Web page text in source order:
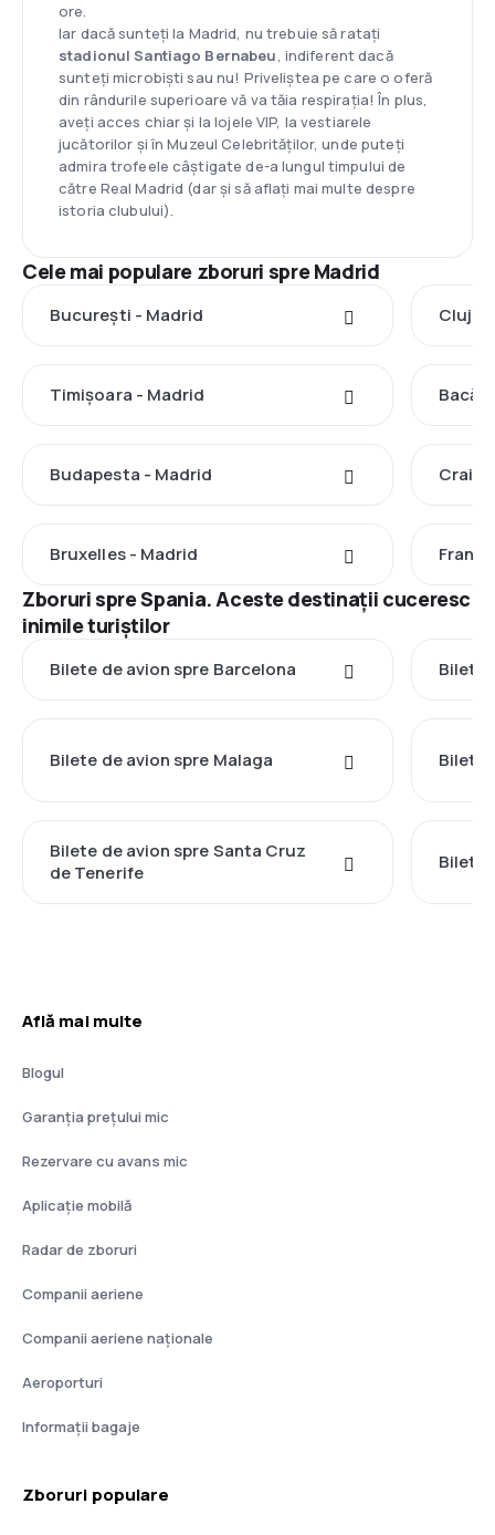
ore.
Iar dacă sunteți la Madrid, nu trebuie să ratați
stadionul Santiago Bernabeu, indiferent dacă
sunteți microbiști sau nu! Priveliștea pe care o oferă
din rândurile superioare vă va tăia respirația! În plus,
aveți acces chiar și la lojele VIP, la vestiarele
jucătorilor și în Muzeul Celebrităților, unde puteți
admira trofeele câștigate de-a lungul timpului de
către Real Madrid (dar și să aflați mai multe despre
istoria clubului).
Cele mai populare zboruri spre Madrid
București - Madrid Cluj-
Timișoara - Madrid
Budapesta - Madrid
Bruxelles - Madrid
Zboruri spre Spania. Aceste destinații cuceresc
inimile turiștilor
Bilete de avion spre Barcelona Bilete
Bilete de avion spre Malaga Bilete
Bilete de avion spre Santa Cruz
de Tenerife
Bilete
Află mai multe
Blogul
Garanția prețului mic
Rezervare cu avans mic
Aplicație mobilă
Radar de zboruri
Companii aeriene
Companii aeriene naţionale
Aeroporturi
Informații bagaje
Zboruri populare